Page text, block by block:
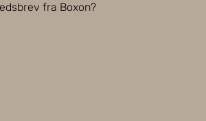
fra Boxon?